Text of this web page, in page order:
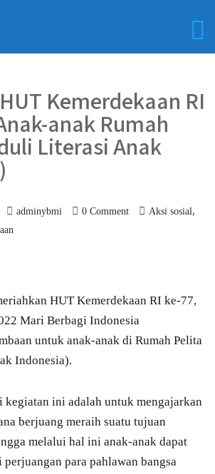
Kemerdekaan RI
anak Rumah
Literasi Anak
adminybmi 0 Comment Aksi sosial,
HUT Kemerdekaan RI ke-77,
Mari Berbagi Indonesia
untuk anak-anak di Rumah Pelita
Indonesia).
kegiatan ini adalah untuk mengajarkan
berjuang meraih suatu tujuan
melalui hal ini anak-anak dapat
para pahlawan bangsa